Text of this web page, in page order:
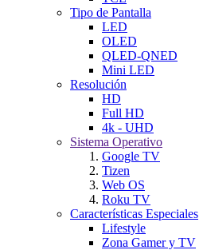
Tipo de Pantalla
LED
OLED
QLED-QNED
Mini LED
Resolución
HD
Full HD
4k - UHD
Sistema Operativo
Google TV
Tizen
Web OS
Roku TV
Características Especiales
Lifestyle
Zona Gamer y TV